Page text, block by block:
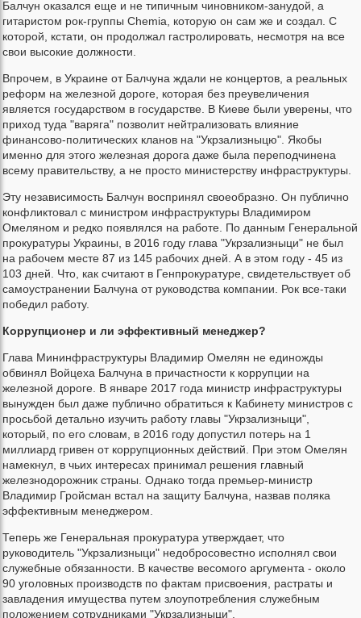
Балчун оказался еще и не типичным чиновником-занудой, а
гитаристом рок-группы Chemia, которую он сам же и создал. С
которой, кстати, он продолжал гастролировать, несмотря на все
свои высокие должности.
Впрочем, в Украине от Балчуна ждали не концертов, а реальных
реформ на железной дороге, которая без преувеличения
является государством в государстве. В Киеве были уверены, что
приход туда "варяга" позволит нейтрализовать влияние
финансово-политических кланов на "Укрзализныцю". Якобы
именно для этого железная дорога даже была переподчинена
всему правительству, а не просто министерству инфраструктуры.
Эту независимость Балчун воспринял своеобразно. Он публично
конфликтовал с министром инфраструктуры Владимиром
Омеляном и редко появлялся на работе. По данным Генеральной
прокуратуры Украины, в 2016 году глава "Укрзализныци" не был
на рабочем месте 87 из 145 рабочих дней. А в этом году - 45 из
103 дней. Что, как считают в Генпрокуратуре, свидетельствует об
самоустранении Балчуна от руководства компании. Рок все-таки
победил работу.
Коррупционер и ли эффективный менеджер?
Глава Мининфраструктуры Владимир Омелян не единожды
обвинял Войцеха Балчуна в причастности к коррупции на
железной дороге. В январе 2017 года министр инфраструктуры
вынужден был даже публично обратиться к Кабинету министров с
просьбой детально изучить работу главы "Укрзализныци",
который, по его словам, в 2016 году допустил потерь на 1
миллиард гривен от коррупционных действий. При этом Омелян
намекнул, в чьих интересах принимал решения главный
железнодорожник страны. Однако тогда премьер-министр
Владимир Гройсман встал на защиту Балчуна, назвав поляка
эффективным менеджером.
Теперь же Генеральная прокуратура утверждает, что
руководитель "Укрзализныци" недобросовестно исполнял свои
служебные обязанности. В качестве весомого аргумента - около
90 уголовных производств по фактам присвоения, растраты и
завладения имущества путем злоупотребления служебным
положением сотрудниками "Укрзализныци".